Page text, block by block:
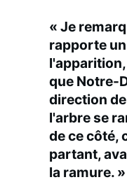
« Je
rapporte
que Notre-
direction
l'arbre se
de ce côté,
partant,
la ramure. »